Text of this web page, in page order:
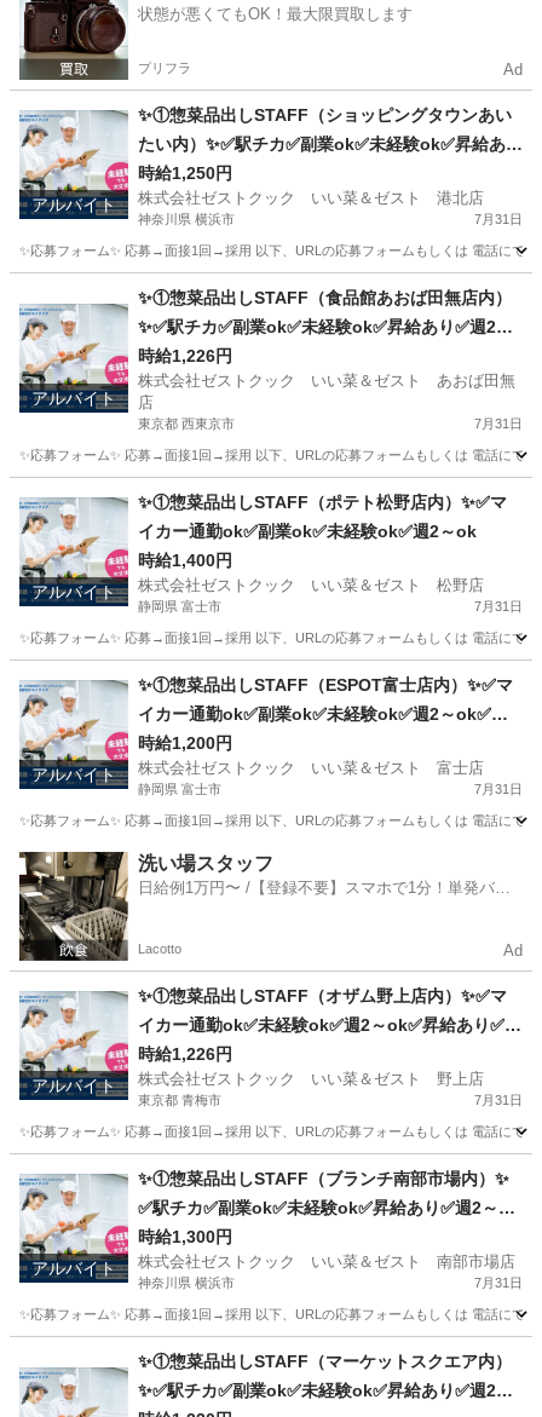
状態が悪くてもOK！最大限買取します
プリフラ Ad
アルバイト
✨①惣菜品出しSTAFF（ショッピングタウンあい
たい内）✨✅駅チカ✅副業ok✅未経験ok✅昇給あり
✅週1～ok✅扶養内ok
時給1,250円
株式会社ゼストクック いい菜＆ゼスト 港北店
神奈川県 横浜市 7月31日
✨応募フォーム✨ 応募→面接1回→採用 以下、URLの応募フォームもしくは 電話にて
キッチン
アルバイト
✨①惣菜品出しSTAFF（食品館あおば田無店内）
✨✅駅チカ✅副業ok✅未経験ok✅昇給あり✅週2～
ok✅扶養内ok
時給1,226円
株式会社ゼストクック いい菜＆ゼスト あおば田無
店
東京都 西東京市 7月31日
✨応募フォーム✨ 応募→面接1回→採用 以下、URLの応募フォームもしくは 電話にて
キッチン
アルバイト
✨①惣菜品出しSTAFF（ポテト松野店内）✨✅マ
イカー通勤ok✅副業ok✅未経験ok✅週2～ok
時給1,400円
株式会社ゼストクック いい菜＆ゼスト 松野店
静岡県 富士市 7月31日
✨応募フォーム✨ 応募→面接1回→採用 以下、URLの応募フォームもしくは 電話にて
キッチン ポテト
アルバイト
✨①惣菜品出しSTAFF（ESPOT富士店内）✨✅マ
イカー通勤ok✅副業ok✅未経験ok✅週2～ok✅昇
給あり✅扶養内ok
時給1,200円
株式会社ゼストクック いい菜＆ゼスト 富士店
静岡県 富士市 7月31日
✨応募フォーム✨ 応募→面接1回→採用 以下、URLの応募フォームもしくは 電話にて
静岡 富士市 キッチン スタッフ
洗い場スタッフ
日給例1万円〜 /【登録不要】スマホで1分！単発バイ
Lacotto Ad
アルバイト
✨①惣菜品出しSTAFF（オザム野上店内）✨✅マ
イカー通勤ok✅未経験ok✅週2～ok✅昇給あり✅扶
養内ok
時給1,226円
株式会社ゼストクック いい菜＆ゼスト 野上店
東京都 青梅市 7月31日
✨応募フォーム✨ 応募→面接1回→採用 以下、URLの応募フォームもしくは 電話にて
キッチン スタッフ
アルバイト
✨①惣菜品出しSTAFF（ブランチ南部市場内）✨
✅駅チカ✅副業ok✅未経験ok✅昇給あり✅週2～ok
✅扶養内ok
時給1,300円
株式会社ゼストクック いい菜＆ゼスト 南部市場店
神奈川県 横浜市 7月31日
✨応募フォーム✨ 応募→面接1回→採用 以下、URLの応募フォームもしくは 電話にて
キッチン
✨①惣菜品出しSTAFF（マーケットスクエア内）
✨✅駅チカ✅副業ok✅未経験ok✅昇給あり✅週2～